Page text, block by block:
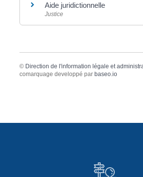
Aide juridictionnelle
Justice
© Direction de l'information légale et
comarquage developpé par baseo.io